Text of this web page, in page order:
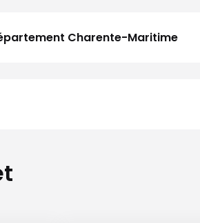
Charente-Maritime